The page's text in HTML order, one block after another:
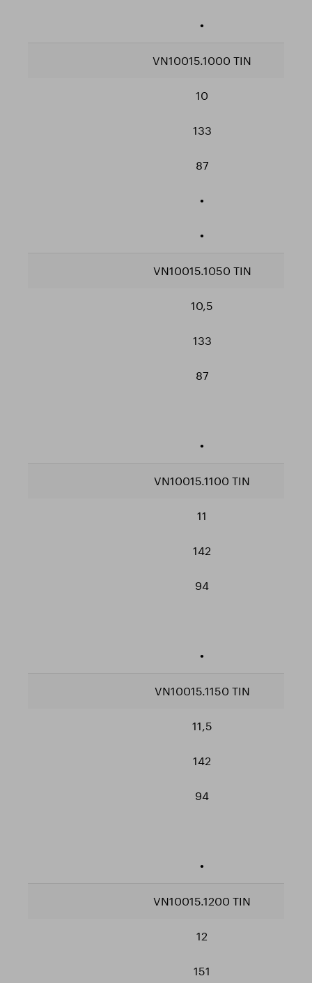
•
VN10015.1000 TIN
10
133
87
•
•
VN10015.1050 TIN
10,5
133
87
•
VN10015.1100 TIN
11
142
94
•
VN10015.1150 TIN
11,5
142
94
•
VN10015.1200 TIN
12
151